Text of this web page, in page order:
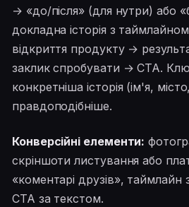
→ «до/після» (для нутри) або
докладна історія з
відкриття продукту →
заклик спробувати → CTA.
конкретніша історія (ім'я,
правдоподібніше.
Конверсійні елементи:
скріншоти листування або
«коментарі друзів»,
CTA за текстом.